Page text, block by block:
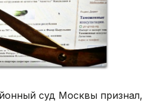
суд Москвы признал,